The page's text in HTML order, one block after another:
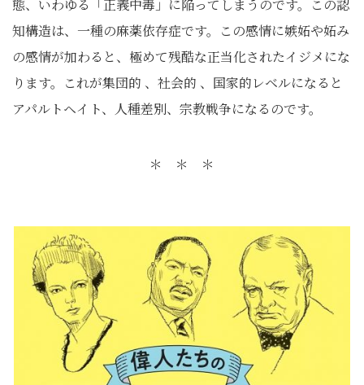
態、いわゆる「正義中毒」に陥ってしまうのです。この認
知構造は、一種の麻薬依存症です。この感情に嫉妬や妬み
の感情が加わると、極めて残酷な正当化されたイジメにな
ります。これが集団的 、社会的 、国家的レベルになると
アパルトヘイト、人種差別、宗教戦争になるのです。
＊ ＊ ＊